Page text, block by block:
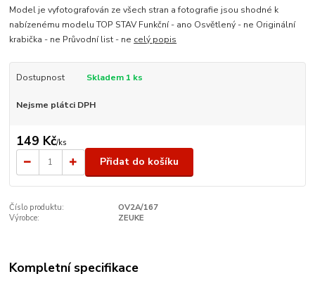
Model je vyfotografován ze všech stran a fotografie jsou shodné k
nabízenému modelu TOP STAV Funkční - ano Osvětlený - ne Originální
krabička - ne Průvodní list - ne celý popis
Dostupnost Skladem 1 ks
Nejsme plátci DPH
149 Kč/ks
Přidat do košíku
Číslo produktu:
OV2A/167
Výrobce:
ZEUKE
Kompletní specifikace